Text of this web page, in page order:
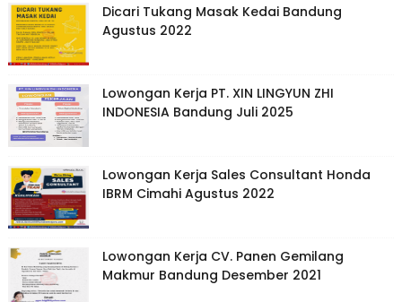
Dicari Tukang Masak Kedai Bandung
Agustus 2022
Lowongan Kerja PT. XIN LINGYUN ZHI
INDONESIA Bandung Juli 2025
Lowongan Kerja Sales Consultant Honda
IBRM Cimahi Agustus 2022
Lowongan Kerja CV. Panen Gemilang
Makmur Bandung Desember 2021